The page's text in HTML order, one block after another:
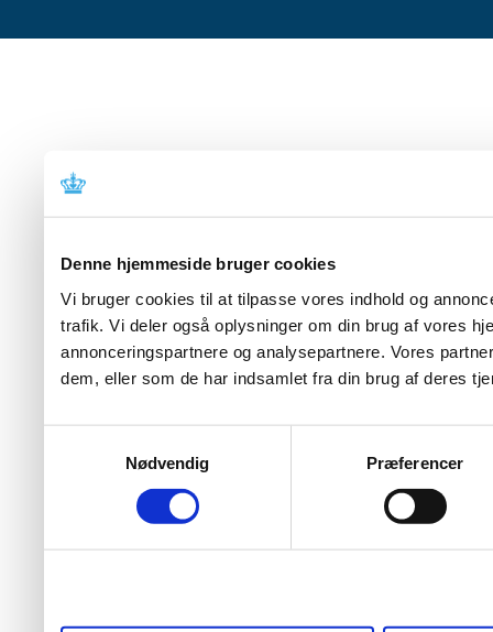
Denne hjemmeside bruger cookies
Vi bruger cookies til at tilpasse vores indhold og
trafik. Vi deler også oplysninger om din brug af vores
annonceringspartnere og analysepartnere. Vores
dem, eller som de har indsamlet fra din brug af deres
Nødvendig
Præferencer